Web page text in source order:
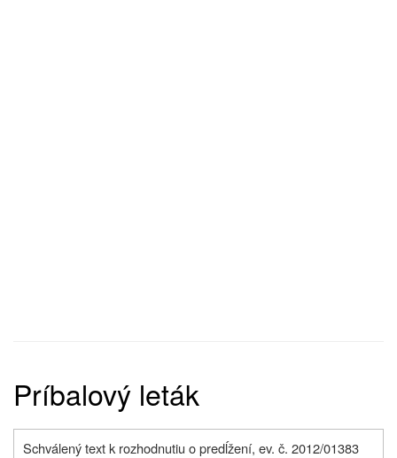
Príbalový leták
Schválený text k rozhodnutiu o predĺžení, ev. č. 2012/01383